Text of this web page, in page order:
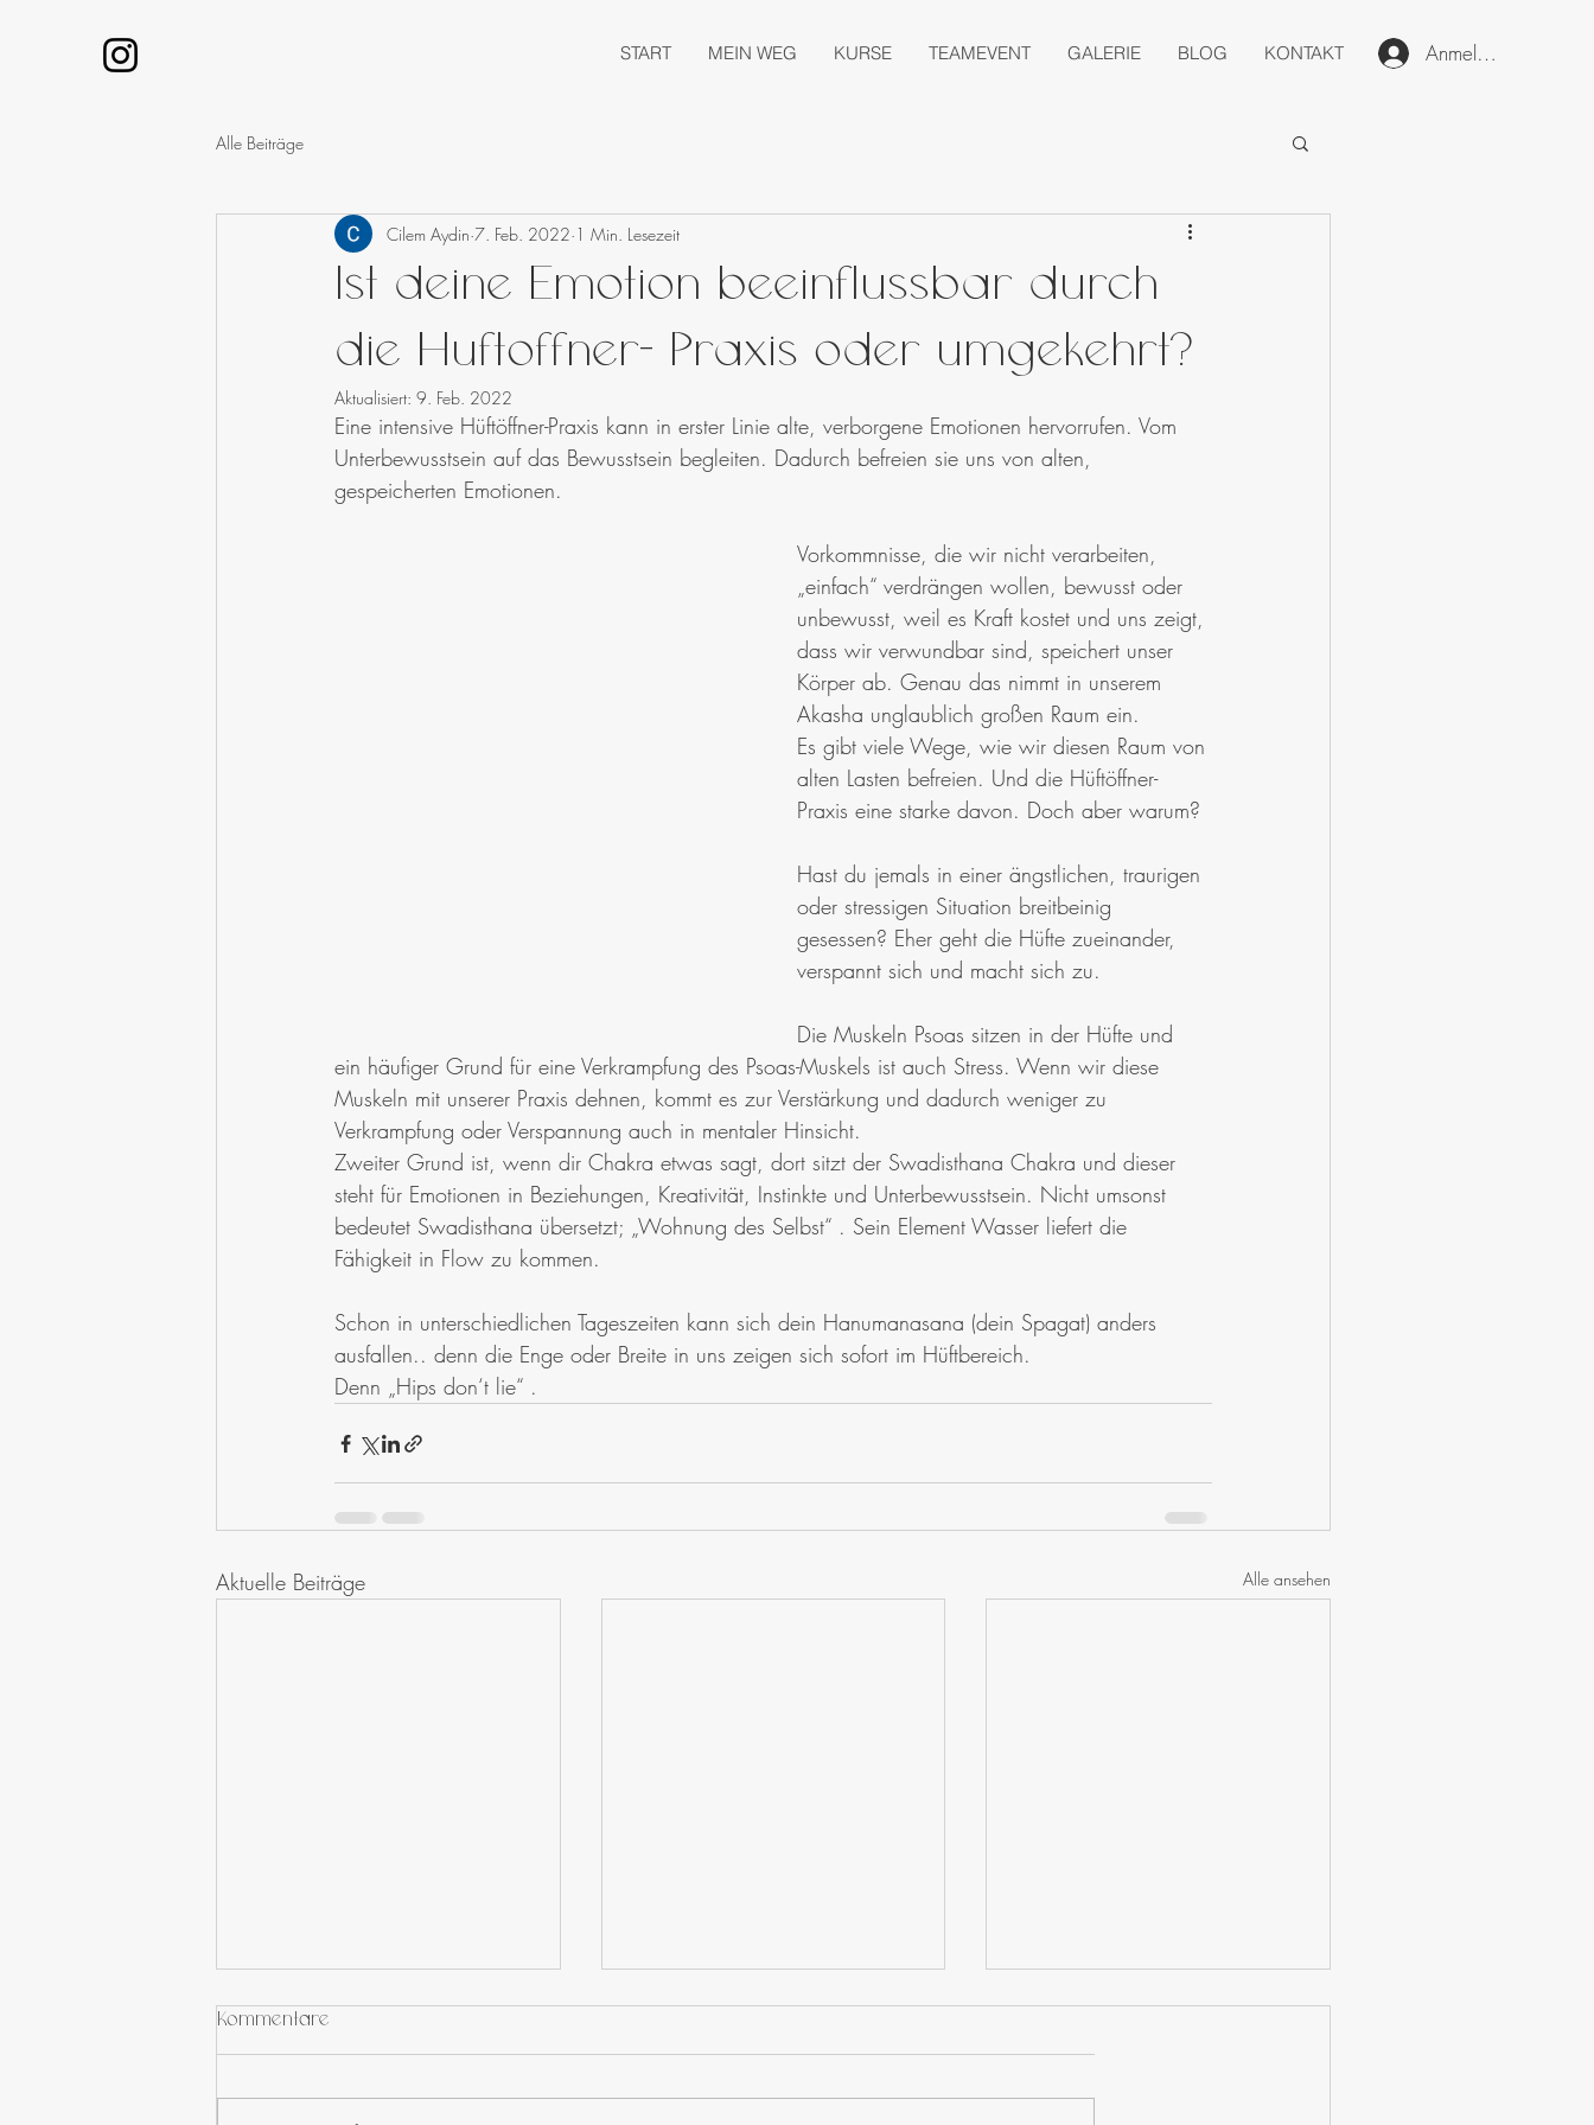
START MEIN WEG KURSE TEAMEVENT GALERIE BLOG KONTAKT Anmelden
Alle Beiträge
Ist deine Emotion beeinflussbar durch
die Hüftöffner- Praxis oder umgekehrt?
Cilem Aydin 7. Feb. 2022 1 Min. Lesezeit
Aktualisiert: 9. Feb. 2022
Eine intensive Hüftöffner-Praxis kann in erster Linie alte, verborgene Emotionen hervorrufen. Vom
Unterbewusstsein auf das Bewusstsein begleiten. Dadurch befreien sie uns von alten,
gespeicherten Emotionen.
Vorkommnisse, die wir nicht verarbeiten,
„einfach“ verdrängen wollen, bewusst oder
unbewusst, weil es Kraft kostet und uns zeigt,
dass wir verwundbar sind, speichert unser
Körper ab. Genau das nimmt in unserem
Akasha unglaublich großen Raum ein.
Es gibt viele Wege, wie wir diesen Raum von
alten Lasten befreien. Und die Hüftöffner-
Praxis eine starke davon. Doch aber warum?
Hast du jemals in einer ängstlichen, traurigen
oder stressigen Situation breitbeinig
gesessen? Eher geht die Hüfte zueinander,
verspannt sich und macht sich zu.
Die Muskeln Psoas sitzen in der Hüfte und
ein häufiger Grund für eine Verkrampfung des Psoas-Muskels ist auch Stress. Wenn wir diese
Muskeln mit unserer Praxis dehnen, kommt es zur Verstärkung und dadurch weniger zu
Verkrampfung oder Verspannung auch in mentaler Hinsicht.
Zweiter Grund ist, wenn dir Chakra etwas sagt, dort sitzt der Swadisthana Chakra und dieser
steht für Emotionen in Beziehungen, Kreativität, Instinkte und Unterbewusstsein. Nicht umsonst
bedeutet Swadisthana übersetzt; „Wohnung des Selbst“ . Sein Element Wasser liefert die
Fähigkeit in Flow zu kommen.
Schon in unterschiedlichen Tageszeiten kann sich dein Hanumanasana (dein Spagat) anders
ausfallen.. denn die Enge oder Breite in uns zeigen sich sofort im Hüftbereich.
Denn „Hips don‘t lie“ .
Aktuelle Beiträge Alle ansehen
Kommentare